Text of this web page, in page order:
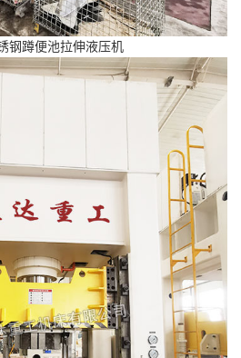
钢蹲便池拉伸液压机